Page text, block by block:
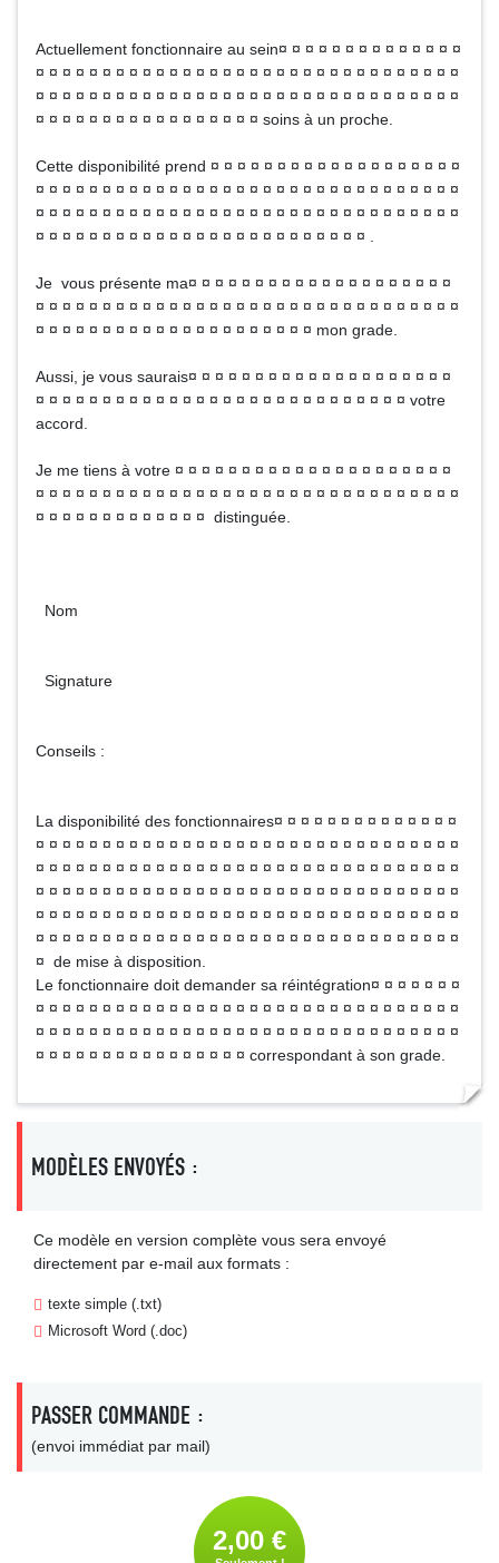
Actuellement fonctionnaire au sein¤ ¤ ¤ ¤ ¤ ¤ ¤ ¤ ¤ ¤ ¤ ¤ ¤ ¤
¤ ¤ ¤ ¤ ¤ ¤ ¤ ¤ ¤ ¤ ¤ ¤ ¤ ¤ ¤ ¤ ¤ ¤ ¤ ¤ ¤ ¤ ¤ ¤ ¤ ¤ ¤ ¤ ¤ ¤ ¤ ¤
¤ ¤ ¤ ¤ ¤ ¤ ¤ ¤ ¤ ¤ ¤ ¤ ¤ ¤ ¤ ¤ ¤ ¤ ¤ ¤ ¤ ¤ ¤ ¤ ¤ ¤ ¤ ¤ ¤ ¤ ¤ ¤
¤ ¤ ¤ ¤ ¤ ¤ ¤ ¤ ¤ ¤ ¤ ¤ ¤ ¤ ¤ ¤ ¤ soins à un proche.
Cette disponibilité prend ¤ ¤ ¤ ¤ ¤ ¤ ¤ ¤ ¤ ¤ ¤ ¤ ¤ ¤ ¤ ¤ ¤ ¤ ¤
¤ ¤ ¤ ¤ ¤ ¤ ¤ ¤ ¤ ¤ ¤ ¤ ¤ ¤ ¤ ¤ ¤ ¤ ¤ ¤ ¤ ¤ ¤ ¤ ¤ ¤ ¤ ¤ ¤ ¤ ¤ ¤
¤ ¤ ¤ ¤ ¤ ¤ ¤ ¤ ¤ ¤ ¤ ¤ ¤ ¤ ¤ ¤ ¤ ¤ ¤ ¤ ¤ ¤ ¤ ¤ ¤ ¤ ¤ ¤ ¤ ¤ ¤ ¤
¤ ¤ ¤ ¤ ¤ ¤ ¤ ¤ ¤ ¤ ¤ ¤ ¤ ¤ ¤ ¤ ¤ ¤ ¤ ¤ ¤ ¤ ¤ ¤ ¤ .
Je vous présente ma¤ ¤ ¤ ¤ ¤ ¤ ¤ ¤ ¤ ¤ ¤ ¤ ¤ ¤ ¤ ¤ ¤ ¤ ¤ ¤
¤ ¤ ¤ ¤ ¤ ¤ ¤ ¤ ¤ ¤ ¤ ¤ ¤ ¤ ¤ ¤ ¤ ¤ ¤ ¤ ¤ ¤ ¤ ¤ ¤ ¤ ¤ ¤ ¤ ¤ ¤ ¤
¤ ¤ ¤ ¤ ¤ ¤ ¤ ¤ ¤ ¤ ¤ ¤ ¤ ¤ ¤ ¤ ¤ ¤ ¤ ¤ ¤ mon grade.
Aussi, je vous saurais¤ ¤ ¤ ¤ ¤ ¤ ¤ ¤ ¤ ¤ ¤ ¤ ¤ ¤ ¤ ¤ ¤ ¤ ¤ ¤
¤ ¤ ¤ ¤ ¤ ¤ ¤ ¤ ¤ ¤ ¤ ¤ ¤ ¤ ¤ ¤ ¤ ¤ ¤ ¤ ¤ ¤ ¤ ¤ ¤ ¤ ¤ ¤ votre
accord.
Je me tiens à votre ¤ ¤ ¤ ¤ ¤ ¤ ¤ ¤ ¤ ¤ ¤ ¤ ¤ ¤ ¤ ¤ ¤ ¤ ¤ ¤ ¤
¤ ¤ ¤ ¤ ¤ ¤ ¤ ¤ ¤ ¤ ¤ ¤ ¤ ¤ ¤ ¤ ¤ ¤ ¤ ¤ ¤ ¤ ¤ ¤ ¤ ¤ ¤ ¤ ¤ ¤ ¤ ¤
¤ ¤ ¤ ¤ ¤ ¤ ¤ ¤ ¤ ¤ ¤ ¤ ¤ distinguée.
Nom
Signature
Conseils :
La disponibilité des fonctionnaires¤ ¤ ¤ ¤ ¤ ¤ ¤ ¤ ¤ ¤ ¤ ¤ ¤ ¤
¤ ¤ ¤ ¤ ¤ ¤ ¤ ¤ ¤ ¤ ¤ ¤ ¤ ¤ ¤ ¤ ¤ ¤ ¤ ¤ ¤ ¤ ¤ ¤ ¤ ¤ ¤ ¤ ¤ ¤ ¤ ¤
¤ ¤ ¤ ¤ ¤ ¤ ¤ ¤ ¤ ¤ ¤ ¤ ¤ ¤ ¤ ¤ ¤ ¤ ¤ ¤ ¤ ¤ ¤ ¤ ¤ ¤ ¤ ¤ ¤ ¤ ¤ ¤
¤ ¤ ¤ ¤ ¤ ¤ ¤ ¤ ¤ ¤ ¤ ¤ ¤ ¤ ¤ ¤ ¤ ¤ ¤ ¤ ¤ ¤ ¤ ¤ ¤ ¤ ¤ ¤ ¤ ¤ ¤ ¤
¤ ¤ ¤ ¤ ¤ ¤ ¤ ¤ ¤ ¤ ¤ ¤ ¤ ¤ ¤ ¤ ¤ ¤ ¤ ¤ ¤ ¤ ¤ ¤ ¤ ¤ ¤ ¤ ¤ ¤ ¤ ¤
¤ ¤ ¤ ¤ ¤ ¤ ¤ ¤ ¤ ¤ ¤ ¤ ¤ ¤ ¤ ¤ ¤ ¤ ¤ ¤ ¤ ¤ ¤ ¤ ¤ ¤ ¤ ¤ ¤ ¤ ¤ ¤
¤ de mise à disposition.
Le fonctionnaire doit demander sa réintégration¤ ¤ ¤ ¤ ¤ ¤ ¤
¤ ¤ ¤ ¤ ¤ ¤ ¤ ¤ ¤ ¤ ¤ ¤ ¤ ¤ ¤ ¤ ¤ ¤ ¤ ¤ ¤ ¤ ¤ ¤ ¤ ¤ ¤ ¤ ¤ ¤ ¤ ¤
¤ ¤ ¤ ¤ ¤ ¤ ¤ ¤ ¤ ¤ ¤ ¤ ¤ ¤ ¤ ¤ ¤ ¤ ¤ ¤ ¤ ¤ ¤ ¤ ¤ ¤ ¤ ¤ ¤ ¤ ¤ ¤
¤ ¤ ¤ ¤ ¤ ¤ ¤ ¤ ¤ ¤ ¤ ¤ ¤ ¤ ¤ ¤ correspondant à son grade.
MODÈLES ENVOYÉS :
Ce modèle en version complète vous sera envoyé
directement par e-mail aux formats :
texte simple (.txt)
Microsoft Word (.doc)
PASSER COMMANDE :
(envoi immédiat par mail)
2,00 €